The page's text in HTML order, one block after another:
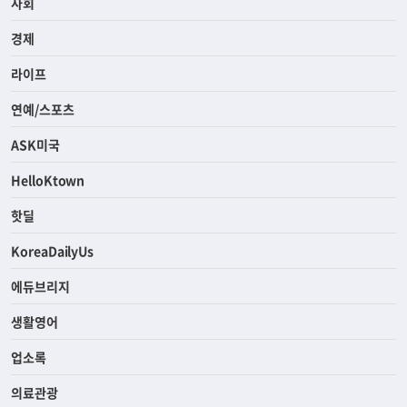
경제
라이프
연예/스포츠
ASK미국
HelloKtown
핫딜
KoreaDailyUs
에듀브리지
생활영어
업소록
의료관광